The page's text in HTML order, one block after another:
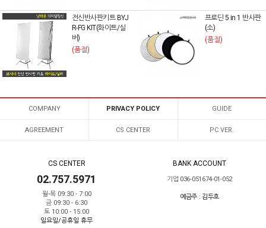
전신반사판키트 BYJ
R-FG KIT(화이트/실
버)
(품절)
프로딘 5 in 1 반사판
(소)
(품절)
COMPANY PRIVACY POLICY GUIDE
AGREEMENT CS CENTER PC VER.
CS CENTER
02.757.5971
월-목 09:30 - 7:00
금 09:30 - 6:30
토 10:00 - 15:00
일요일/공휴일 휴무
BANK ACCOUNT
기업 036-051674-01-052
예금주 : 김두호